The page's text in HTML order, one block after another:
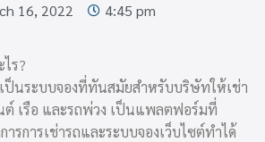
16, 2022 4:45 pm
ร?
ป็นระบบจองที่ทันสมัยสำหรับบริษัทให้เช่า
ต์ เรือ และรถพ่วง เป็นแพลตฟอร์มที่
รการเช่ารถและระบบจองเว็บไซต์ทำได้